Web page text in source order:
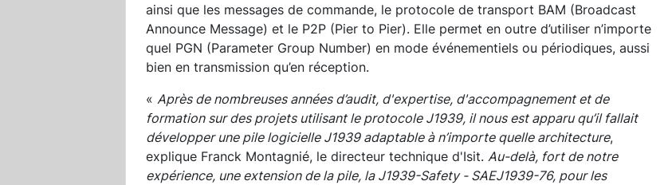
ainsi que les messages de commande, le protocole de transport BAM (Broadcast
Announce Message) et le P2P (Pier to Pier). Elle permet en outre d’utiliser n’importe
quel PGN (Parameter Group Number) en mode événementiels ou périodiques, aussi
bien en transmission qu’en réception.
« Après de nombreuses années d’audit, d'expertise, d'accompagnement et de
formation sur des projets utilisant le protocole J1939, il nous est apparu qu’il fallait
développer une pile logicielle J1939 adaptable à n’importe quelle architecture,
explique Franck Montagnié, le directeur technique d'Isit. Au-delà, fort de notre
expérience, une extension de la pile, la J1939-Safety - SAEJ1939-76, pour les